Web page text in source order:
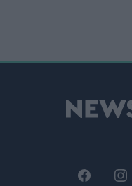
Έκτακτα μέτρα και